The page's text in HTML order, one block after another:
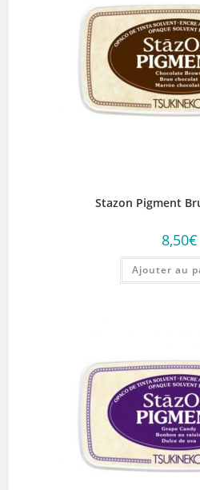
Stazon Pigment
8,50€
Ajouter au